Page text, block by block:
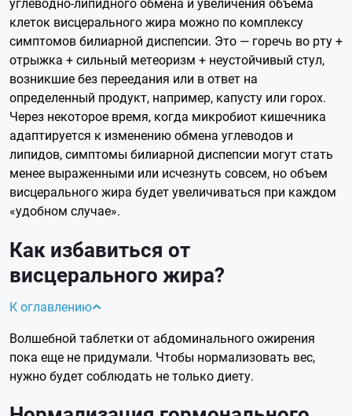
клеток висцерального жира можно по комплексу
симптомов билиарной диспепсии. Это — горечь во рту +
отрыжка + сильный метеоризм + неустойчивый стул,
возникшие без переедания или в ответ на
определенный продукт, например, капусту или горох.
Через некоторое время, когда микробиот кишечника
адаптируется к изменению обмена углеводов и
липидов, симптомы билиарной диспепсии могут стать
менее выраженными или исчезнуть совсем, но объем
висцерального жира будет увеличиваться при каждом
«удобном случае».
Как избавиться от
висцерального жира?
К оглавлению
Волшебной таблетки от абдоминального ожирения
пока еще не придумали. Чтобы нормализовать вес,
нужно будет соблюдать не только диету.